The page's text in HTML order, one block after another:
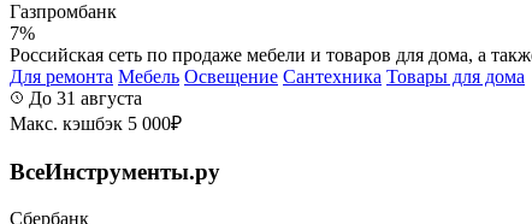
Газпромбанк
7%
Российская сеть по продаже мебели и товаров для дома, а
Для ремонта Мебель Освещение Сантехника Товары для дома
До 31 августа
Макс. кэшбэк 5 000₽
ВсеИнструменты.ру
Сбербанк